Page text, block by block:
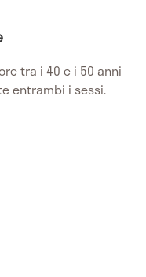
tra i 40 e i 50 anni
entrambi i sessi.